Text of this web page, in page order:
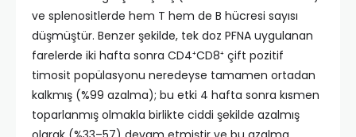
ve splenositlerde hem T hem de B hücresi sayısı
düşmüştür. Benzer şekilde, tek doz PFNA uygulanan
farelerde iki hafta sonra CD4⁺CD8⁺ çift pozitif
timosit popülasyonu neredeyse tamamen ortadan
kalkmış (%99 azalma); bu etki 4 hafta sonra kısmen
toparlanmış olmakla birlikte ciddi şekilde azalmış